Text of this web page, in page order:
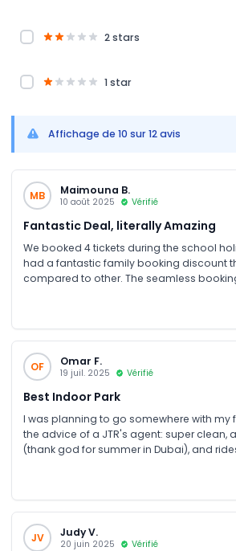
2 stars
1 star
Affichage de 10 sur 12 avis
MB Maimouna B.
10 août 2025 Vérifié
Fantastic Deal, literally Amazing
We booked 4 tickets during the school
had a fantastic family booking discount
compared to other. The seamless
OF Omar F.
19 juil. 2025 Vérifié
Best Indoor Park
I was planning to go somewhere with my
the advice of a JTR's agent: super clean,
(thank god for summer in Dubai), and
JV Judy V.
20 juin 2025 Vérifié